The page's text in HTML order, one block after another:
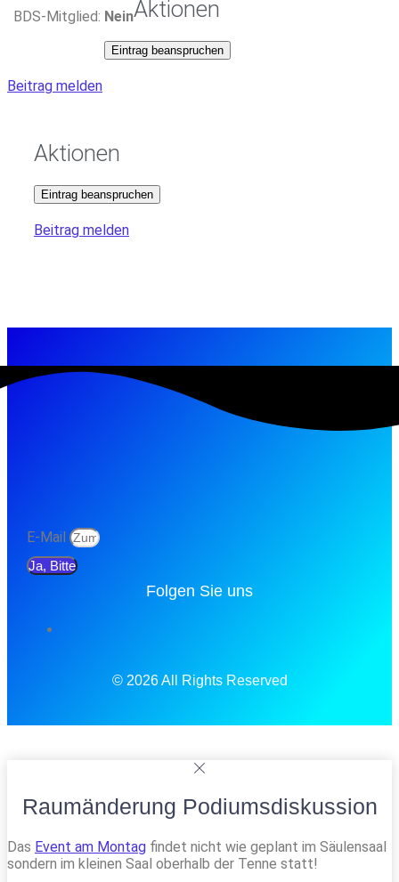
BDS-Mitglied: NeinAktionen
Eintrag beanspruchen
Beitrag melden
Aktionen
Eintrag beanspruchen
Beitrag melden
E-Mail
Ja, Bitte
Folgen Sie uns
© 2026 All Rights Reserved
Raumänderung Podiumsdiskussion
Das Event am Montag findet nicht wie geplant im Säulensaal
sondern im kleinen Saal oberhalb der Tenne statt!